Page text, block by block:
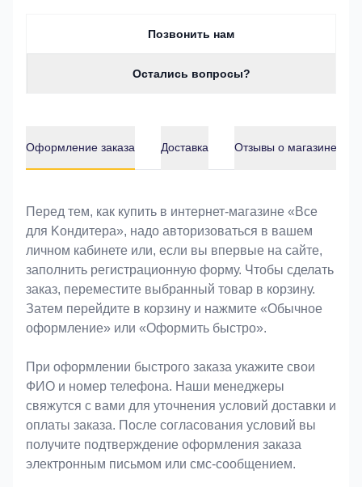
Позвонить нам
Остались вопросы?
Оформление заказа Доставка Отзывы о магазине
Оформление заказа
Перед тем, как купить в интернет-магазине «Bce
для Koндитeрa», надо авторизоваться в вашем
личном кабинете или, если вы впервые на сайте,
заполнить регистрационную форму. Чтобы сделать
заказ, переместите выбранный товар в корзину.
Затем перейдите в корзину и нажмите «Обычное
оформление» или «Оформить быстро».
При оформлении быстрого заказа укажите свои
ФИО и номер телефона. Наши менеджеры
свяжутся с вами для уточнения условий доставки и
оплаты заказа. После согласования условий вы
получите подтверждение оформления заказа
электронным письмом или смс-сообщением.